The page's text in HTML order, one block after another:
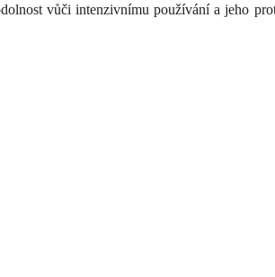
vůči intenzivnímu používání a jeho